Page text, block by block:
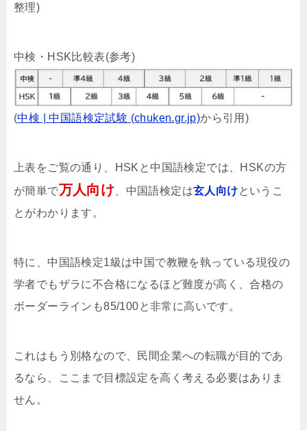
整理)
中検・HSK比較表(参考)
(中検 | 中国語検定試験 (chuken.gr.jp)から引用)
上表をご覧の通り、HSKと中国語検定では、HSKの方
が簡単で万人向け、中国語検定は玄人向けというこ
とがわかります。
特に、中国語検定1級は中国で教鞭を執っている現役の
学者でもザラに不合格になるほど難度が高く、合格の
ボーダーラインも85/100と非常に高いです。
これはもう別格なので、民間企業への転職が目的であ
るなら、ここまで目標設定を高く考える必要はありま
せん。